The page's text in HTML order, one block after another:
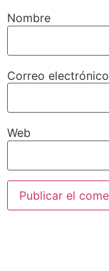
Nombre
Correo electrónico
Web